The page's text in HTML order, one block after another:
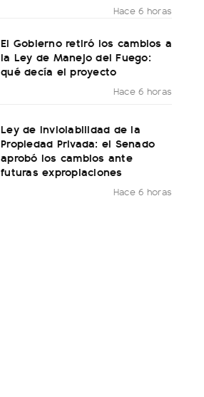
Hace 6 horas
El Gobierno retiró los cambios a
la Ley de Manejo del Fuego:
qué decía el proyecto
Hace 6 horas
Ley de Inviolabilidad de la
Propiedad Privada: el Senado
aprobó los cambios ante
futuras expropiaciones
Hace 6 horas